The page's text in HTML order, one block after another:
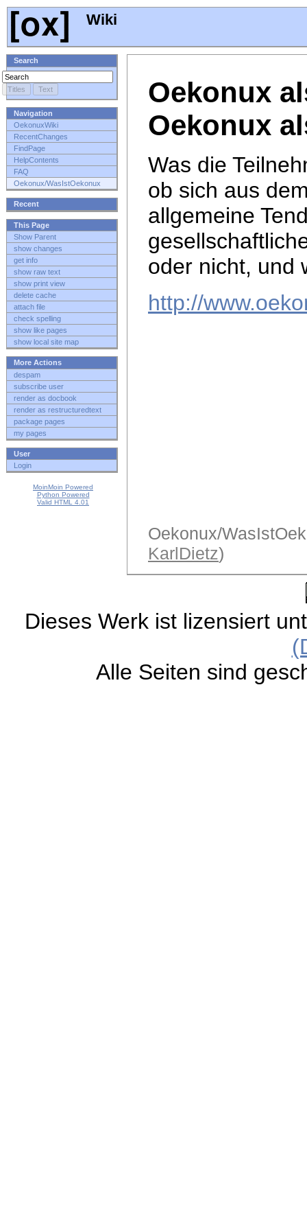
Wiki
Search
Navigation
OekonuxWiki
RecentChanges
FindPage
HelpContents
FAQ
Oekonux/WasIstOekonux
Recent
This Page
Show Parent
show changes
get info
show raw text
show print view
delete cache
attach file
check spelling
show like pages
show local site map
More Actions
despam
subscribe user
render as docbook
render as restructuredtext
package pages
my pages
User
Login
MoinMoin Powered
Python Powered
Valid HTML 4.01
Oekonux
Oekonux
Was die
ob sich aus
allgemeine
oder nicht, und
http://
Oekonux/
KarlDietz)
Dieses Werk ist lizensiert
Alle Seiten sind